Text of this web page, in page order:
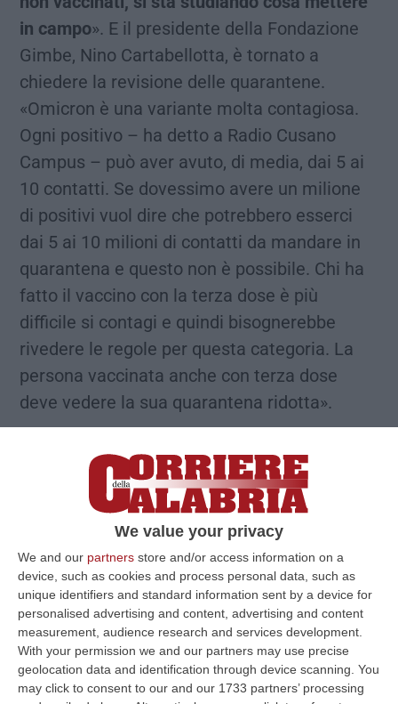
We value your privacy
We and our partners store and/or access information on a
device, such as cookies and process personal data, such as
unique identifiers and standard information sent by a device for
personalised advertising and content, advertising and content
measurement, audience research and services development.
With your permission we and our partners may use precise
geolocation data and identification through device scanning. You
may click to consent to our and our 1733 partners’ processing
in campo». E il presidente della Fondazione
Gimbe, Nino Cartabellotta, è tornato a
chiedere la revisione delle quarantene.
«Omicron è una variante molta contagiosa.
Ogni positivo – ha detto a Radio Cusano
Campus – può aver avuto, di media, dai 5 ai
10 contatti. Se dovessimo avere un milione
di positivi vuol dire che potrebbero esserci
dai 5 ai 10 milioni di contatti da mandare in
quarantena e questo non è possibile. Chi ha
fatto il vaccino con la terza dose è più
difficile si contagi e quindi bisognerebbe
rivedere le regole per questa categoria. La
persona vaccinata anche con terza dose
deve vedere la sua quarantena ridotta».
Sileri: «Non è il momento di rivedere le
«E’ necessaria una revisione delle regole
della quarantena ma non è questo il
momento. Credo che sia auspicabile ma
probabilmente tra 10 o 15 giorni da oggi –
secondo il sottosegretario alla Salute
Pierpaolo Sileri a Sky Tg24. E’ verosimile che